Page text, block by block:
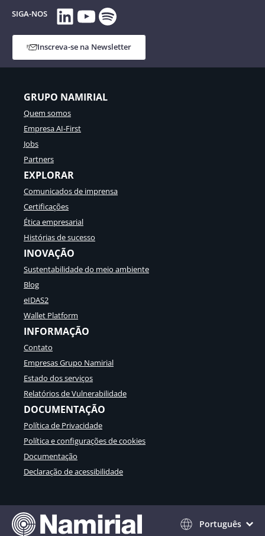
SIGA-NOS LinkedIn
YouTube
Spotify
Inscreva-se na Newsletter
GRUPO NAMIRIAL
Quem somos
Empresa AI-First
Jobs
Partners
EXPLORAR
Comunicados de imprensa
Certificações
Ética empresarial
Histórias de sucesso
INOVAÇÃO
Sustentabilidade do meio ambiente
Blog
eIDAS2
Wallet Platform
INFORMAÇÃO
Contato
Empresas Grupo Namirial
Estado dos serviços
Relatórios de Vulnerabilidade
DOCUMENTAÇÃO
Política de Privacidade
Política e configurações de cookies
Documentação
Declaração de acessibilidade
Português